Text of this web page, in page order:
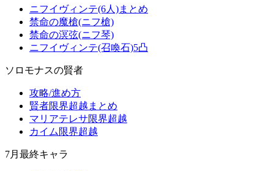
ニフイヴィンテ(6人)まとめ
禁命の魔槍(ニフ槍)
禁命の溟弦(ニフ琴)
ニフイヴィンテ(召喚石)5凸
ソロモナスの賢者
攻略/進め方
賢者限界超越まとめ
マリアテレサ限界超越
カイム限界超越
7月最終キャラ